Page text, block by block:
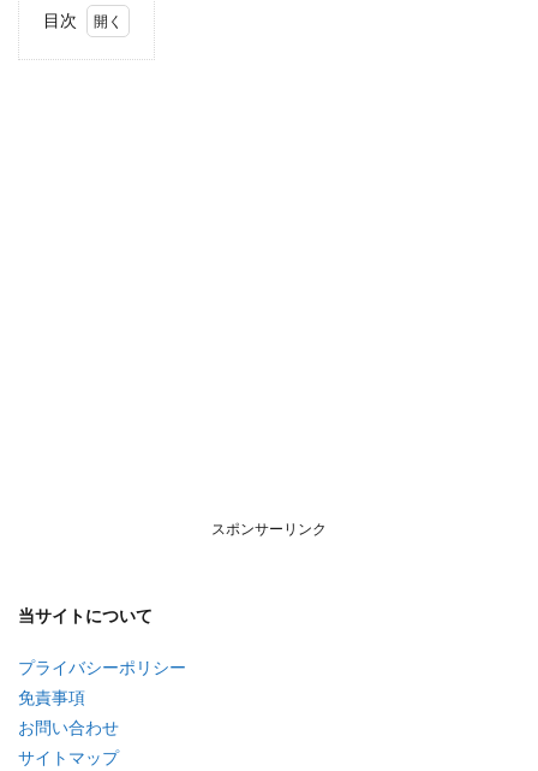
目次
スポンサーリンク
当サイトについて
プライバシーポリシー
免責事項
お問い合わせ
サイトマップ